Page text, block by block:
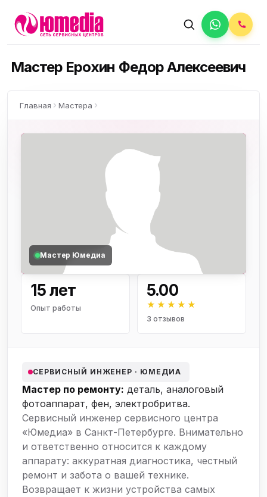
Мастер Ерохин Федор Алексеевич
Главная Мастера
Мастер Юмедиа
15 лет
Опыт работы
5.00
★★★★★
3 отзывов
СЕРВИСНЫЙ ИНЖЕНЕР · ЮМЕДИА
Мастер по ремонту: деталь, аналоговый
фотоаппарат, фен, электробритва.
Сервисный инженер сервисного центра
«Юмедиа» в Санкт-Петербурге. Внимательно
и ответственно относится к каждому
аппарату: аккуратная диагностика, честный
ремонт и забота о вашей технике.
Возвращает к жизни устройства самых